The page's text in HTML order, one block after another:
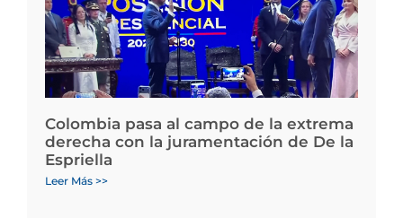
Colombia pasa al campo de la extrema
derecha con la juramentación de De la
Espriella
Leer Más >>